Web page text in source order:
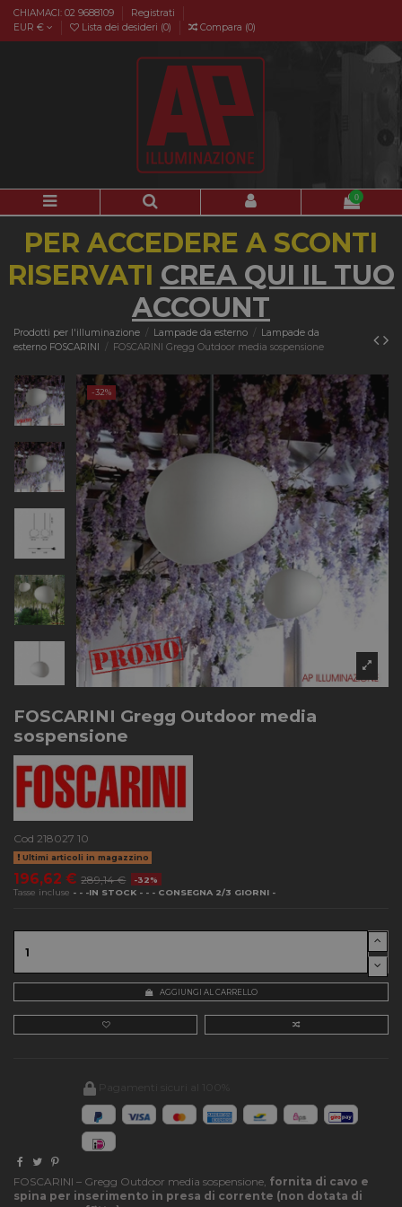
CHIAMACI: 02 9688109
Registrati
EUR €
Lista dei desideri (0) Compara (0)
0
PER ACCEDERE A SCONTI
RISERVATI CREA QUI IL TUO
ACCOUNT
Prodotti per l'illuminazione Lampade da esterno
Lampade da
esterno FOSCARINI
FOSCARINI Gregg Outdoor media sospensione
-32%
FOSCARINI Gregg Outdoor media
sospensione
Cod 218027 10
Ultimi articoli in magazzino
196,62 € 289,14 €
-32%
Tasse incluse - - -IN STOCK - - - CONSEGNA 2/3 GIORNI -
AGGIUNGI AL CARRELLO
FOSCARINI – Gregg Outdoor media sospensione, fornita di cavo e
spina per inserimento in presa di corrente (non dotata di